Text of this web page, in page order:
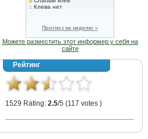
Клева нет
Прогноз на неделю »
Можете разместить этот информер у себя на
сайте
Рейтинг
1529 Rating: 2.5/5 (117 votes )